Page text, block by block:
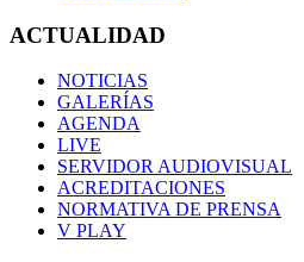
ACTUALIDAD
NOTICIAS
GALERÍAS
AGENDA
LIVE
SERVIDOR AUDIOVISUAL
ACREDITACIONES
NORMATIVA DE PRENSA
V PLAY